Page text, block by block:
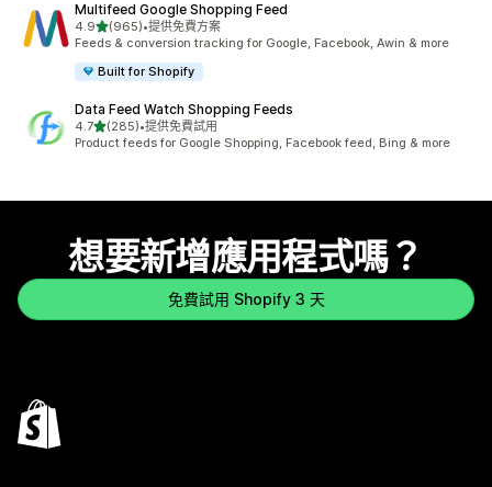
Multifeed Google Shopping Feed
4.9滿分 5 顆星
(965)
共有 965 則評價
•提供免費方案
Feeds & conversion tracking for Google, Facebook, Awin & more
Built for Shopify
Data Feed Watch Shopping Feeds
4.7滿分 5 顆星
(285)
共有 285 則評價
•提供免費試用
Product feeds for Google Shopping, Facebook feed, Bing & more
想要新增應用程式嗎？
免費試用 Shopify 3 天